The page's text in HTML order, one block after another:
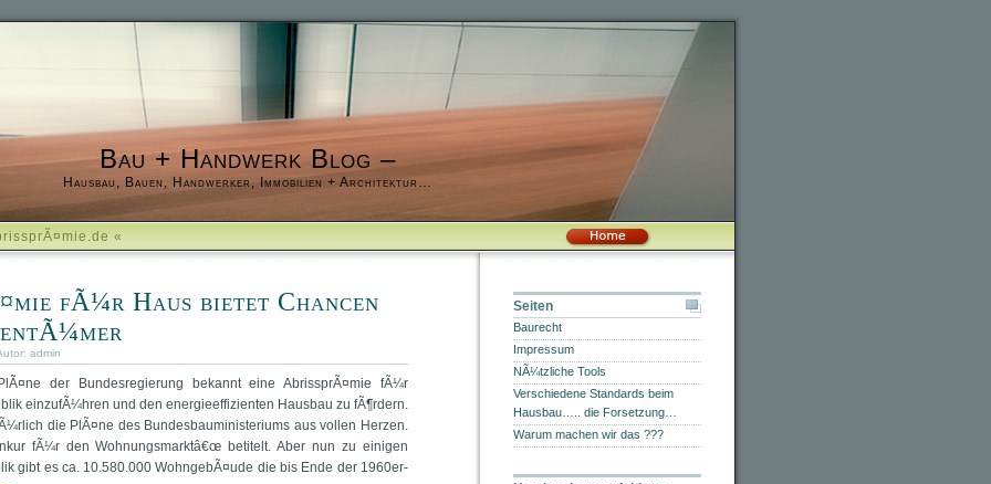
Bau + Handwerk Blog –
Hausbau, Bauen, Handwerker, Immobilien + Architektur…
«
fÃ¼r Haus bietet Chancen
admin
der Bundesregierung bekannt eine AbrissprÃ¤mie fÃ¼r
einzufÃ¼hren und den energieeffizienten Hausbau zu fÃ¶rdern.
die PlÃ¤ne des Bundesbauministeriums aus vollen Herzen.
fÃ¼r den Wohnungsmarktâ€œ betitelt. Aber nun zu einigen
gibt es ca. 10.580.000 WohngebÃ¤ude die bis Ende der 1960er-
Seiten
Baurecht
Impressum
NÃ¼tzliche Tools
Verschiedene Standards beim
Hausbau….. die Forsetzung…
Warum machen wir das ???